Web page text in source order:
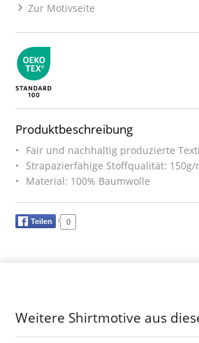
Zur Motivseite
Produktbeschreibung
Fair und nachhaltig produzierte
Strapazierfähige Stoffqualität: 150g/
Material: 100% Baumwolle
Teilen 0
Weitere Shirtmotive aus